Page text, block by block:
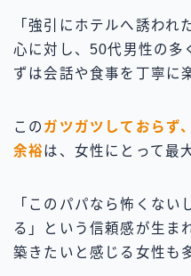
「強引にホテルへ誘われ
心に対し、50代男性の多
ずは会話や食事を丁寧に
この ガツガツしておらず
余裕は、女性にとって最
「このパパなら怖くない
る」という信頼感が生ま
築きたいと感じる女性も